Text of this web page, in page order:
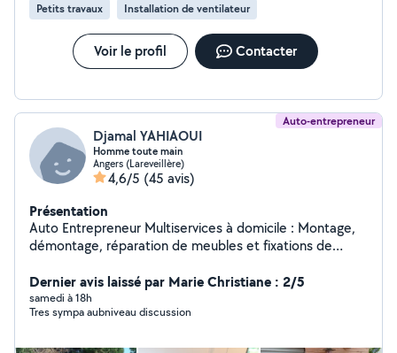
Petits travaux Installation de ventilateur
Voir le profil Contacter
Auto-entrepreneur
Djamal YAHIAOUI
Homme toute main
Angers (Lareveillère)
4,6/5 (45 avis)
Présentation
Auto Entrepreneur Multiservices à domicile : Montage,
démontage, réparation de meubles et fixations de
...), Petits travaux de Peinture, Enduit, Papier peint,
Bardage, Revêtements sols...etc. Petits travaux de
plomberie, électricité, maçonnerie, jardinage, ...etc.
Dernier avis laissé par Marie Christiane : 2/5
samedi à 18h
Tres sympa aubniveau discussion